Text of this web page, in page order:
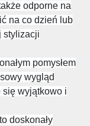
odporne na
na co dzień lub
stylizacji
pomysłem
wygląd
się wyjątkowo i
doskonały